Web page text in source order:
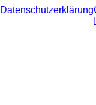
Datenschutzerklärung